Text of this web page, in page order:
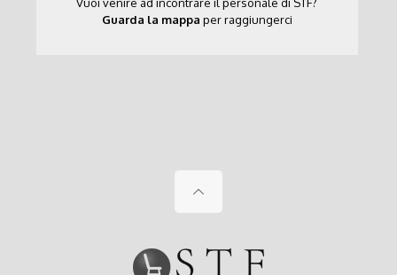
Vuoi venire ad incontrare il personale di STF?
Guarda la mappa per raggiungerci